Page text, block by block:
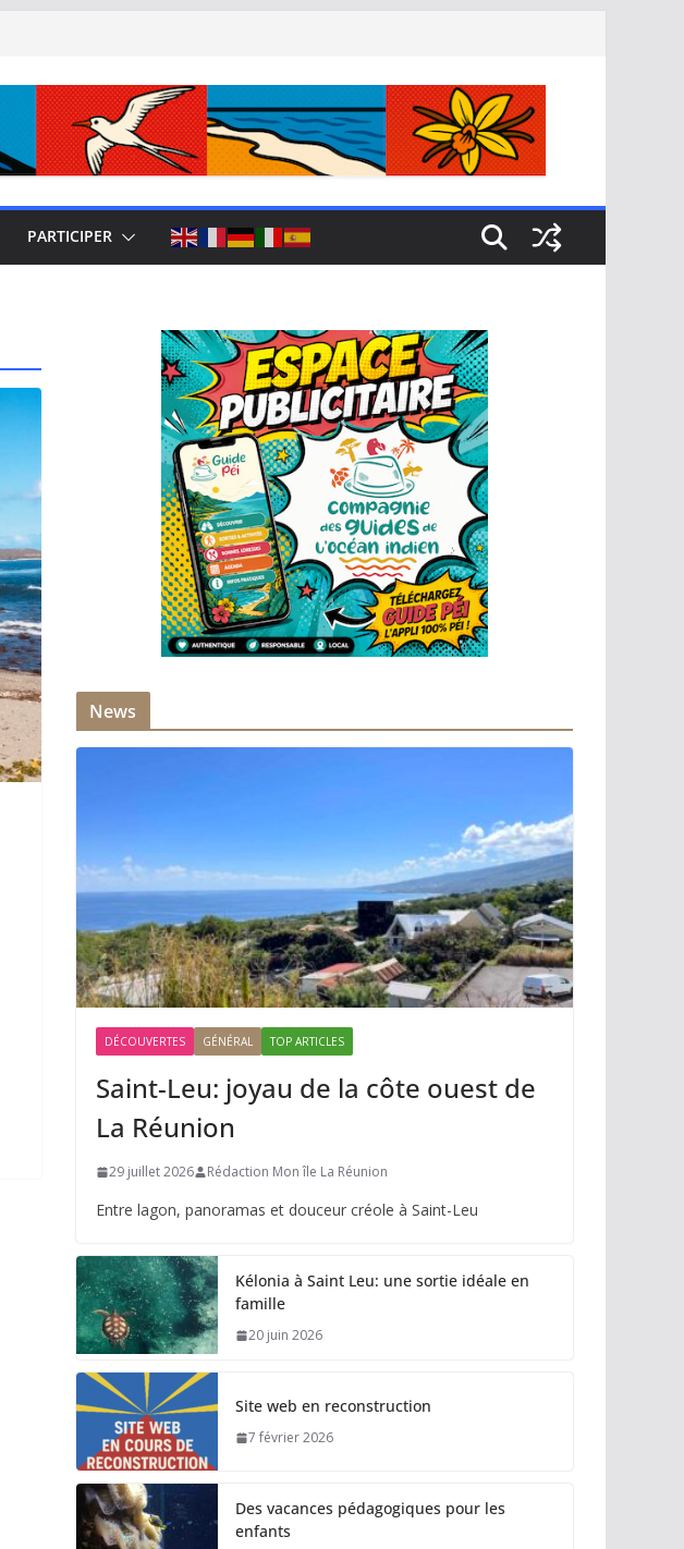
PARTICIPER
News
DÉCOUVERTES GÉNÉRAL TOP ARTICLES
Saint-Leu: joyau de la côte ouest de
La Réunion
29 juillet 2026 Rédaction Mon île La Réunion
Entre lagon, panoramas et douceur créole à Saint-Leu
Kélonia à Saint Leu: une sortie idéale en
famille
20 juin 2026
Site web en reconstruction
7 février 2026
Des vacances pédagogiques pour les
enfants